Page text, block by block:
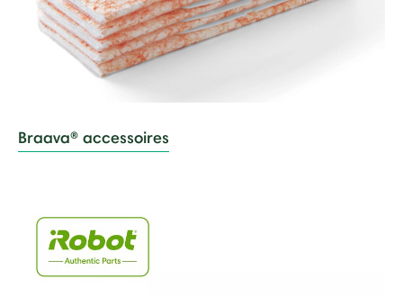
Braava® accessoires